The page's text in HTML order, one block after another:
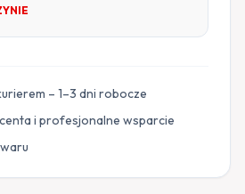
– 1–3 dni robocze
i profesjonalne wsparcie